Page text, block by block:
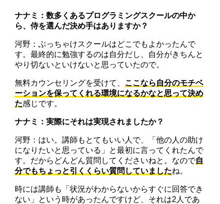
ナナミ：数多くあるプログラミングスクールの中か
ら、侍を選んだ決め手はありますか？
河野：ぶっちゃけスクールはどこでもよかったんで
す。最終的に勉強するのは自分だし、自分がきちんと
やり切ないといけないと思っていたので。
無料カウンセリングを受けて、 ここなら自分のモチベ
ーションを保ってくれる環境になるかなと思って決め
た感じです。
ナナミ：実際にそれは実現されましたか？
河野：はい。講師もとてもいい人で、「他の人の助け
になりたいと思っている」と最初に言ってくれたんで
す。だからどんどん質問してくださいねと。なので自
分でもちょっと引くくらい質問していましたね。
時には講師も「状況がわからないからすぐに回答でき
ない」という時があったんですけど、それは2人であ